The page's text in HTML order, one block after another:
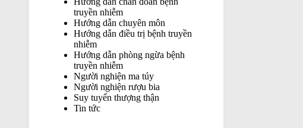
truyền nhiễm
Hướng dẫn chuyên môn
Hướng dẫn điều trị bệnh truyền
nhiễm
Hướng dẫn phòng ngừa bệnh
truyền nhiễm
Người nghiện ma túy
Người nghiện rượu bia
Suy tuyến thượng thận
Tin tức